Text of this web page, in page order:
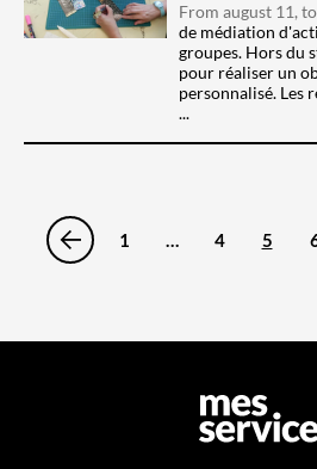
From august 11,
de médiation
groupes. Hors du
pour réaliser un
personnalisé. Les
...
1 … 4 5